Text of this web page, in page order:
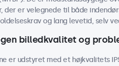
der er velegnede til både
og lang levetid, selv
billedkvalitet og
er udstyret med et højkvalitets